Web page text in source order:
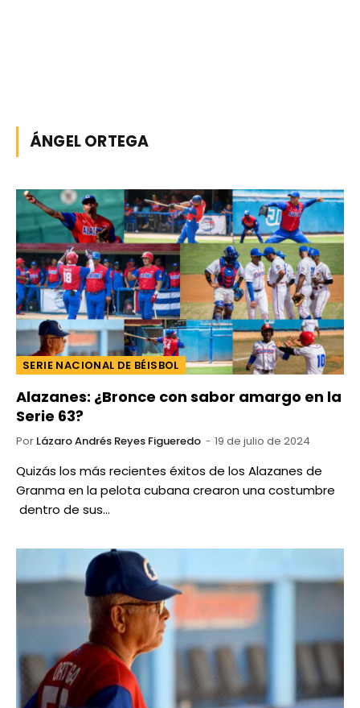
ÁNGEL ORTEGA
SERIE NACIONAL DE BÉISBOL
Alazanes: ¿Bronce con sabor amargo en la
Serie 63?
Por Lázaro Andrés Reyes Figueredo 19 de julio de 2024
Quizás los más recientes éxitos de los Alazanes de
Granma en la pelota cubana crearon una costumbre
dentro de sus…